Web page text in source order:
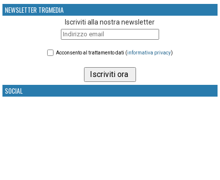
NEWSLETTER TRGMEDIA
Iscriviti alla nostra newsletter
Acconsento al trattamento dati (informativa privacy)
SOCIAL